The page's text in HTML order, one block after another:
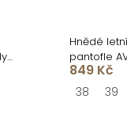
Hnědé
pantofle
platformě
849 Kč
38 39